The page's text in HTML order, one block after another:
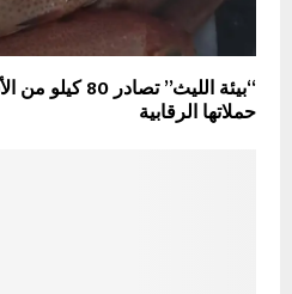
‏“بيئة الليث”
حملاتها الرقابية